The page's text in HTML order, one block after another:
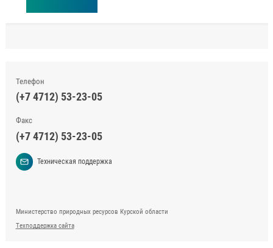
Телефон
(+7 4712) 53-23-05
Факс
(+7 4712) 53-23-05
Техническая поддержка
Министерство природных ресурсов Курской области
Техподдержка сайта